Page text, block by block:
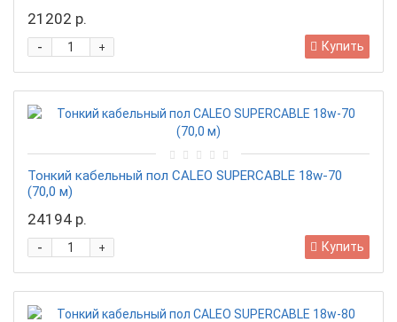
21202 р.
+
- Купить
Тонкий кабельный пол CALEO SUPERCABLE 18w-70
(70,0 м)
24194 р.
+
- Купить